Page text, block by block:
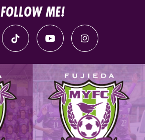
FOLLOW ME!